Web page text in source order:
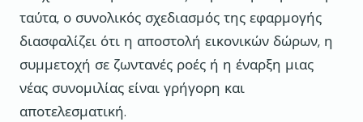
ταύτα, ο συνολικός σχεδιασμός της εφαρμογής
διασφαλίζει ότι η αποστολή εικονικών δώρων, η
συμμετοχή σε ζωντανές ροές ή η έναρξη μιας
νέας συνομιλίας είναι γρήγορη και
αποτελεσματική.